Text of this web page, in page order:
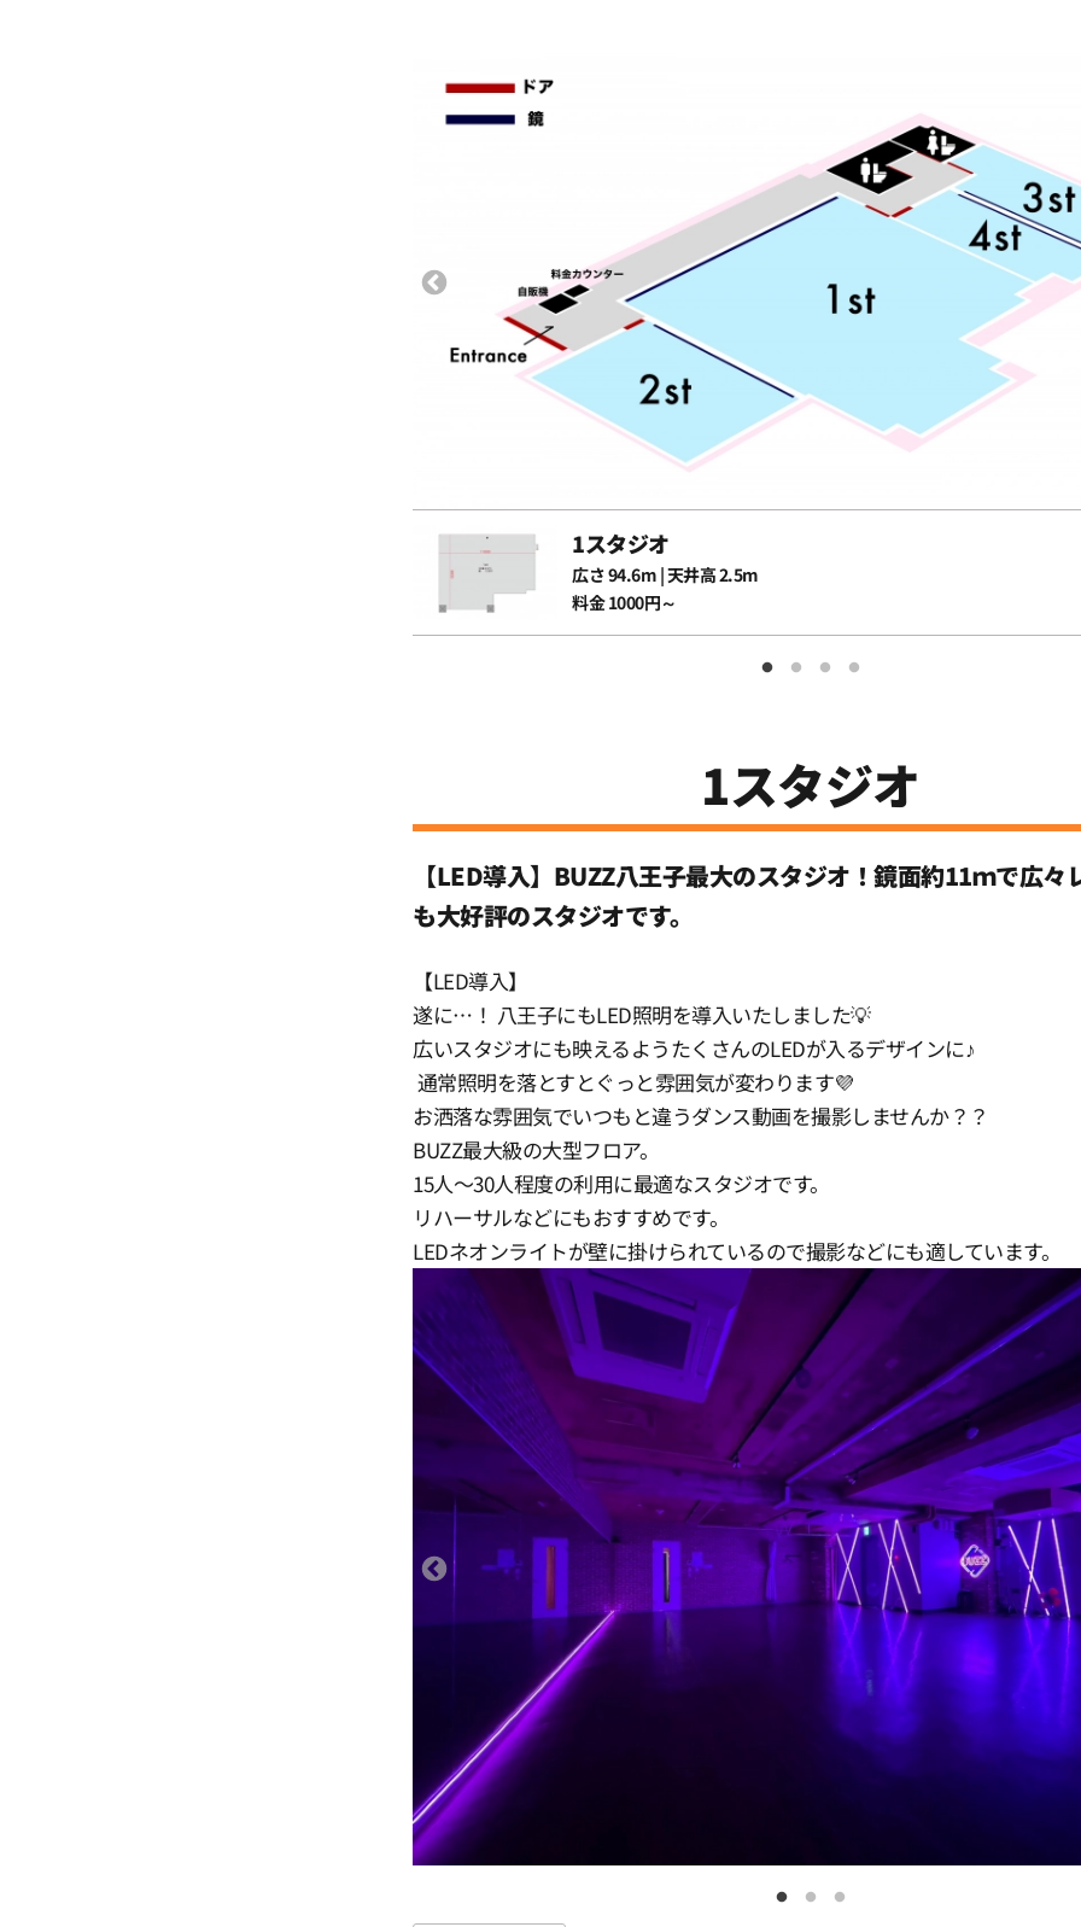
11:00
14:00
14:30
16:00
17:00
17:30
18:00
18:30
19:00
19:30
20:00
20:30
21:30
22:00
1スタジオ
広さ 94.6m | 天井高 2.5m
料金 1000円～
1スタジオ
【LED導入】BUZZ八王子最大のスタジオ！鏡面約11ｍで広々
も大好評のスタジオです。
【LED導入】
遂に…！ 八王子にもLED照明を導入いたしました💡
広いスタジオにも映えるようたくさんのLEDが入るデザインに♪
通常照明を落とすとぐっと雰囲気が変わります💜
お洒落な雰囲気でいつもと違うダンス動画を撮影しませんか？？
BUZZ最大級の大型フロア。
15人〜30人程度の利用に最適なスタジオです。
リハーサルなどにもおすすめです。
LEDネオンライトが壁に掛けられているので撮影などにも適しています。